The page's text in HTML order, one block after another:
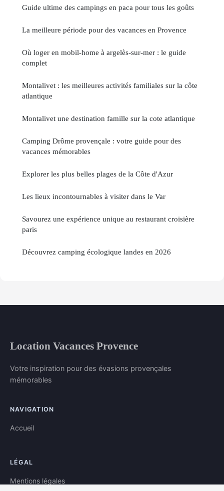
Guide ultime des campings en paca pour tous les goûts
La meilleure période pour des vacances en Provence
Où loger en mobil-home à argelès-sur-mer : le guide
complet
Montalivet : les meilleures activités familiales sur la côte
atlantique
Montalivet une destination famille sur la cote atlantique
Camping Drôme provençale : votre guide pour des
vacances mémorables
Explorer les plus belles plages de la Côte d'Azur
Les lieux incontournables à visiter dans le Var
Savourez une expérience unique au restaurant croisière
paris
Découvrez camping écologique landes en 2026
Location Vacances Provence
Votre inspiration pour des évasions provençales
mémorables
NAVIGATION
Accueil
LÉGAL
Mentions légales